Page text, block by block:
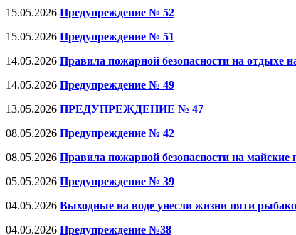
15.05.2026 Предупреждение № 52
15.05.2026 Предупреждение № 51
14.05.2026 Правила пожарной безопасности на отдыхе
14.05.2026 Предупреждение № 49
13.05.2026 ПРЕДУПРЕЖДЕНИЕ № 47
08.05.2026 Предупреждение № 42
08.05.2026 Правила пожарной безопасности на майские
05.05.2026 Предупреждение № 39
04.05.2026 Выходные на воде унесли жизни пяти
04.05.2026 Предупреждение №38